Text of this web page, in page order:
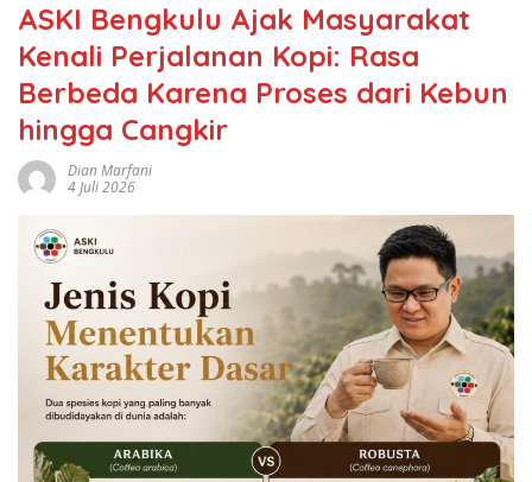
ASKI Bengkulu Ajak Masyarakat
Kenali Perjalanan Kopi: Rasa
Berbeda Karena Proses dari Kebun
hingga Cangkir
Dian Marfani
4 Juli 2026